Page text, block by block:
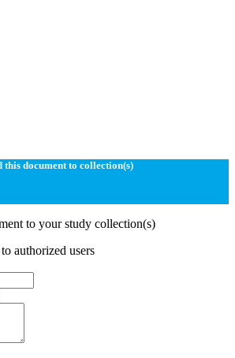
this document to collection(s)
to your study collection(s)
authorized users